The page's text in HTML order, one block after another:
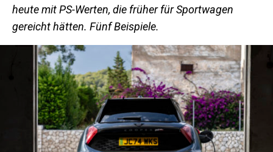
heute mit PS-Werten, die früher für Sportwagen
gereicht hätten. Fünf Beispiele.